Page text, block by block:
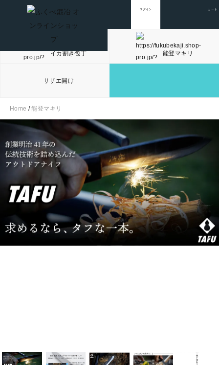
ログイン カート
イカ割き包丁 能登マキリ
サザエ開け
Home /能登マキリ